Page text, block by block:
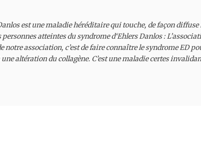
est une maladie héréditaire qui touche, de façon
atteintes du syndrome d‘Ehlers Danlos :
notre association, c’est de faire connaître le syndrome
altération du collagène. C’est une maladie certes